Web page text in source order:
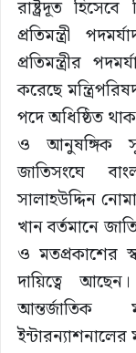
রাষ্ট্রদূত
প্রতিমন্ত্রী
প্রতিমন্ত্রীর
করেছে
পদে অধিষ্ঠিত
ও আনুষঙ্গিক
জাতিসংঘে
সালাহউদ্দিন
খান বর্তমানে
ও মতপ্রকাশের
দায়িত্বে
আন্তর্জাতিক